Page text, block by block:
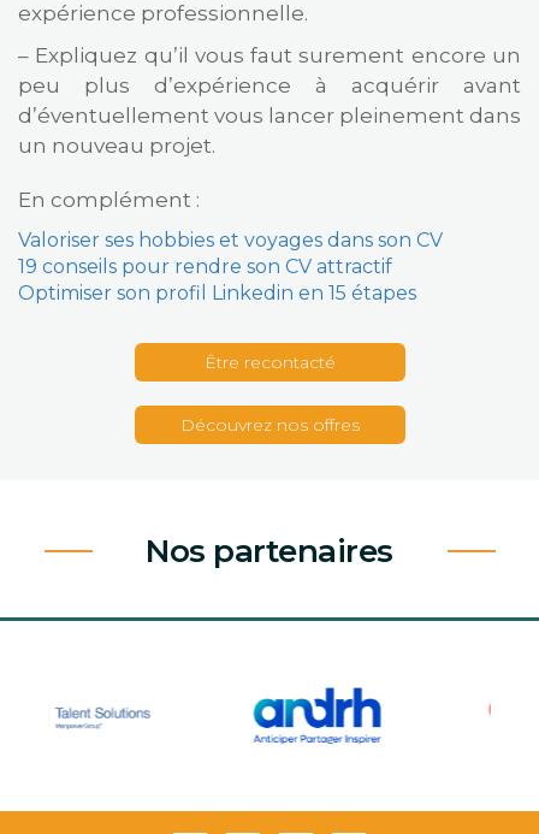
expérience professionnelle.
– Expliquez qu’il vous faut surement encore un
peu plus d’expérience à acquérir avant
d’éventuellement vous lancer pleinement dans
un nouveau projet.
En complément :
Valoriser ses hobbies et voyages dans son CV
19 conseils pour rendre son CV attractif
Optimiser son profil Linkedin en 15 étapes
Être recontacté
Découvrez nos offres
Nos partenaires